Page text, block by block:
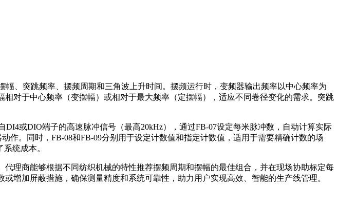
幅、突跳频率、摆频周期和三角波上升时间。摆频运行时，变频器输出频率以中心频率为
对于中心频率（变摆幅）或相对于最大频率（定摆幅），适应不同卷径变化的需求。突跳
DI4或DIO端子的高速脉冲信号（最高20kHz），通过FB-07设定每米脉冲数，自动计算实际
作。同时，FB-08和FB-09分别用于设定计数值和指定计数值，适用于需要精确计数的场
统成本。
代理商能够根据不同纺织机械的特性推荐摆频周期和摆幅的最佳组合，并在现场协助标定每
增加屏蔽措施，确保测量精度和系统可靠性，助力用户实现高效、智能的生产线管理。